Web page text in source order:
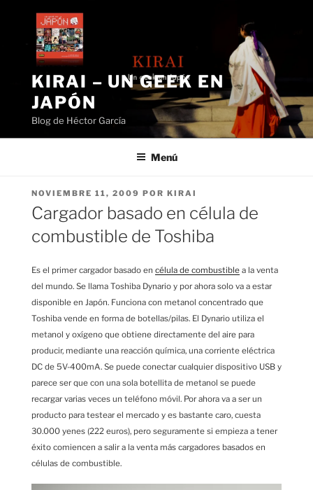
contenido
KIRAI – UN GEEK EN
JAPÓN
Blog de Héctor García
Menú
PUBLICADO
EL
NOVIEMBRE 11, 2009 POR KIRAI
Cargador basado en célula de
combustible de Toshiba
Es el primer cargador basado en célula de combustible a la venta
del mundo. Se llama Toshiba Dynario y por ahora solo va a estar
disponible en Japón. Funciona con metanol concentrado que
Toshiba vende en forma de botellas/pilas. El Dynario utiliza el
metanol y oxígeno que obtiene directamente del aire para
producir, mediante una reacción química, una corriente eléctrica
DC de 5V-400mA. Se puede conectar cualquier dispositivo USB y
parece ser que con una sola botellita de metanol se puede
recargar varias veces un teléfono móvil. Por ahora va a ser un
producto para testear el mercado y es bastante caro, cuesta
30.000 yenes (222 euros), pero seguramente si empieza a tener
éxito comiencen a salir a la venta más cargadores basados en
células de combustible.